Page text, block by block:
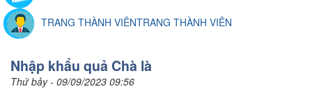
TRANG THÀNH VIÊNTRANG THÀNH VIÊN
Nhập khẩu quả Chà là
Thứ bảy - 09/09/2023 09:56